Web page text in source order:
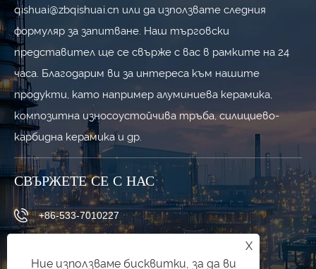
qishuai@zbqishuai.cn или да използвате следния
формуляр за запитване. Наш търговски
представител ще се свърже с вас в рамките на 24
часа. Благодарим ви за интереса към нашите
продукти, като например алуминиева керамика,
композитна износоустойчива тръба, силициево-
карбидна керамика и др.
СВЪРЖЕТЕ СЕ С НАС
+86-533-7010227
X
Ние използваме бисквитки, за да ви